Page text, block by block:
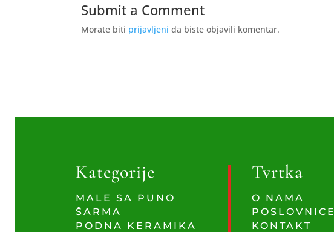
Submit a Comment
Morate biti prijavljeni da biste objavili komentar.
Kategorije
MALE SA PUNO
ŠARMA
PODNA KERAMIKA
Tvrtka
O NAMA
POSLOVNICE
KONTAKT